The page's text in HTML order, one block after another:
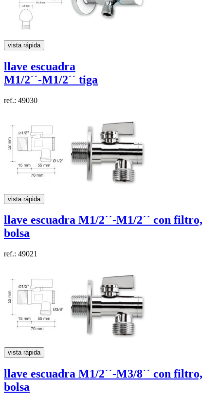
vista rápida
llave escuadra
M1/2´´-M1/2´´ tiga
ref.: 49030
vista rápida
llave escuadra M1/2´´-M1/2´´ con filtro,
bolsa
ref.: 49021
vista rápida
llave escuadra M1/2´´-M3/8´´ con filtro,
bolsa